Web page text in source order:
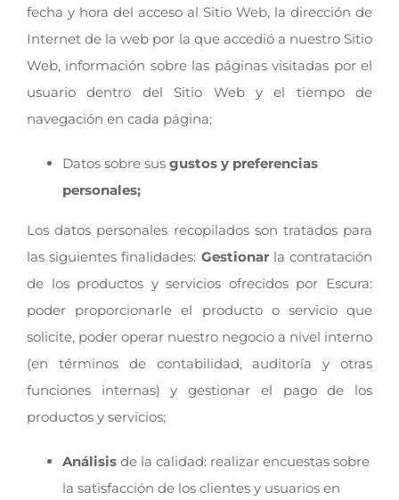
fecha y hora del acceso al Sitio Web, la dirección de
Internet de la web por la que accedió a nuestro Sitio
Web, información sobre las páginas visitadas por el
usuario dentro del Sitio Web y el tiempo de
navegación en cada página;
Datos sobre sus gustos y preferencias
personales;
Los datos personales recopilados son tratados para
las siguientes finalidades: Gestionar la contratación
de los productos y servicios ofrecidos por Escura:
poder proporcionarle el producto o servicio que
solicite, poder operar nuestro negocio a nivel interno
(en términos de contabilidad, auditoría y otras
funciones internas) y gestionar el pago de los
productos y servicios;
Análisis de la calidad: realizar encuestas sobre
la satisfacción de los clientes y usuarios en